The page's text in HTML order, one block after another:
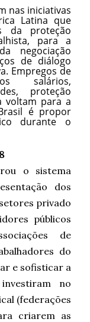
nas iniciativas
Latina que
da proteção
para a
negociação
de diálogo
Empregos de
salários,
proteção
voltam para a
é propor
durante o
o sistema
dos
privado
públicos
de
do
e sofisticar a
no
(federações
criarem as